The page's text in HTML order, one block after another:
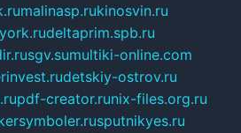
malinasp.rukinosvin.ru
deltaprim.spb.ru
sgv.sumultiki-online.com
detskiy-ostrov.ru
pdf-creator.runix-files.org.ru
sputnikyes.ru